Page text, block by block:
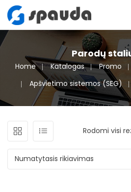
Parodų
Home Katalogas Promo
Apšvietimo sistemos (SEG)
Rodomi visi